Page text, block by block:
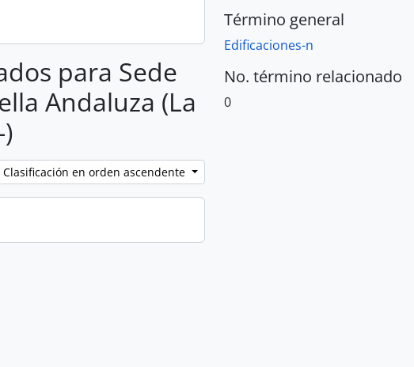
para Sede
Andaluza (La
Clasificación en orden ascendente
Término general
Edificaciones-n
No. término relacionado
0